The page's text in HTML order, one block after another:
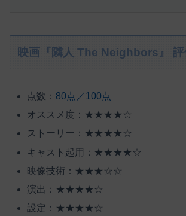
映画『隣人 The Neighbors』 評
点数： 80点／100点
オススメ度：★★★★☆
ストーリー：★★★★☆
キャスト起用：★★★★☆
映像技術：★★★☆☆
演出：★★★★☆
設定：★★★★☆